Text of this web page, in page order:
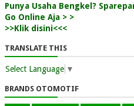
Punya Usaha Bengkel?
Go Online Aja > >
>>Klik disini<<<
TRANSLATE THIS
Select Language ▼
BRANDS OTOMOTIF